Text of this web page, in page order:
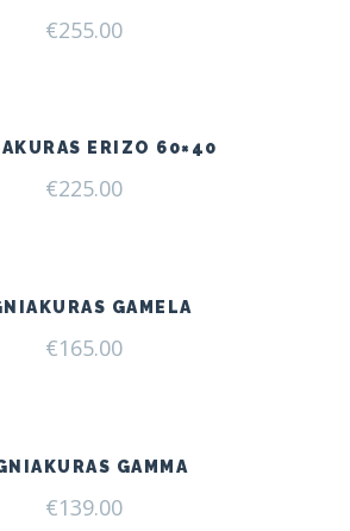
€255.00
ERIZO 60×40
€225.00
GAMELA
€165.00
GAMMA
€139.00